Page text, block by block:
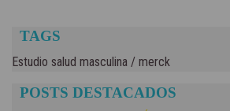
TAGS
Estudio salud masculina / merck
POSTS DESTACADOS